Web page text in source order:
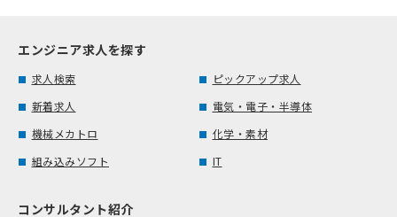
エンジニア求人を探す
求人検索
ピックアップ求人
新着求人
電気・電子・半導体
機械メカトロ
化学・素材
組み込みソフト
IT
コンサルタント紹介